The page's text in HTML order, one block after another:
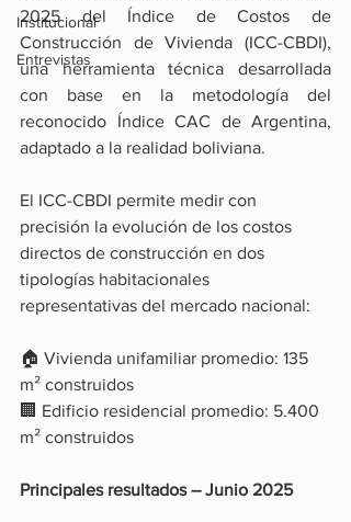
Institucional
Entrevistas
2025 del Índice de Costos de
Construcción de Vivienda (ICC-CBDI),
una herramienta técnica desarrollada
con base en la metodología del
reconocido Índice CAC de Argentina,
adaptado a la realidad boliviana.
El ICC-CBDI permite medir con
precisión la evolución de los costos
directos de construcción en dos
tipologías habitacionales
representativas del mercado nacional:
🏠 Vivienda unifamiliar promedio: 135
m² construidos
🏢 Edificio residencial promedio: 5.400
m² construidos
Principales resultados – Junio 2025